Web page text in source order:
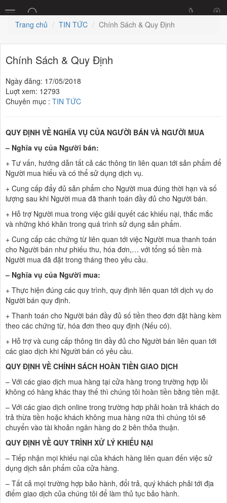
Trang chủ TIN TỨC Chính Sách & Quy Định
Chính Sách & Quy Định
Ngày đăng: 17/05/2018
Luợt xem: 12793
Chuyên mục : TIN TỨC
QUY ĐỊNH VỀ NGHĨA VỤ CỦA NGƯỜI BÁN VÀ NGƯỜI MUA
– Nghĩa vụ của Người bán:
+ Tư vấn, hướng dẫn tất cả các thông tin liên quan tới sản phẩm để
Người mua hiểu và có thể sử dụng dịch vụ.
+ Cung cấp đẩy đủ sản phẩm cho Người mua đúng thời hạn và số
lượng sau khi Người mua đã thanh toán đầy đủ cho Người bán.
+ Hỗ trợ Người mua trong việc giải quyết các khiếu nại, thắc mắc
và những khó khăn trong quá trình sử dụng sản phẩm.
+ Cung cấp các chứng từ liên quan tới việc Người mua thanh toán
cho Người bán như phiếu thu, hóa đơn,… với tổng số tiền mà
Người mua đã đặt trong tháng theo yêu cầu.
– Nghĩa vụ của Người mua:
+ Thực hiện đúng các quy trình, quy định liên quan tới dịch vụ do
Người bán quy định.
+ Thanh toán cho Người bán đầy đủ số tiền theo đơn đặt hàng kèm
theo các chứng từ, hóa đơn theo quy định (Nếu có).
+ Hỗ trợ và cung cấp thông tin đầy đủ cho Người bán liên quan tới
các giao dịch khi Người bán có yêu cầu.
QUY ĐỊNH VỀ CHÍNH SÁCH HOÀN TIỀN GIAO DỊCH
– Với các giao dịch mua hàng tại cửa hàng trong trường hợp lỗi
không có hàng khác thay thế thì chúng tôi hoàn tiền bằng tiền mặt.
– Với các giao dịch online trong trường hơp phải hoàn trả khách do
trả thừa tiền hoặc khách không mua hàng nữa thì chúng tôi sẽ
chuyển vào tài khoản ngân hàng do 2 bên thỏa thuận.
QUY ĐỊNH VỀ QUY TRÌNH XỬ LÝ KHIẾU NẠI
– Tiếp nhận mọi khiếu nại của khách hàng liên quan đến việc sử
dụng dịch sản phẩm của cửa hàng.
– Tất cả mọi trường hợp bảo hành, đổi trả, quý khách phải tới địa
điểm giao dịch của chúng tôi để làm thủ tục bảo hành.